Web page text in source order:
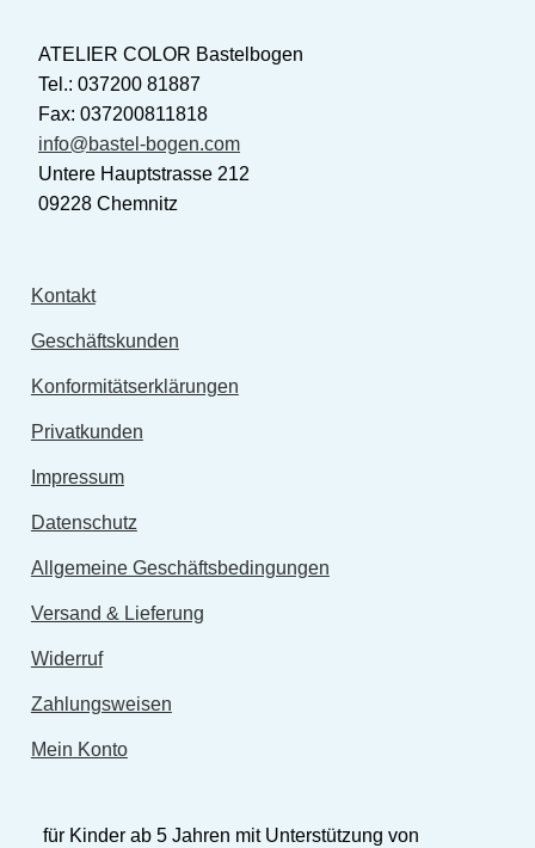
ATELIER COLOR Bastelbogen
Tel.: 037200 81887
Fax: 037200811818
info@bastel-bogen.com
Untere Hauptstrasse 212
09228 Chemnitz
Kontakt
Geschäftskunden
Konformitätserklärungen
Privatkunden
Impressum
Datenschutz
Allgemeine Geschäftsbedingungen
Versand & Lieferung
Widerruf
Zahlungsweisen
Mein Konto
für Kinder ab 5 Jahren mit Unterstützung von